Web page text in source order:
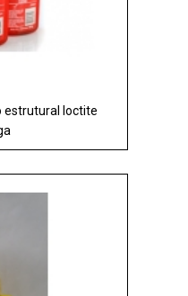
estrutural loctite